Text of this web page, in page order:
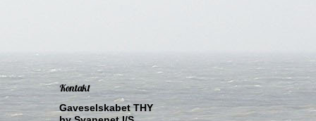
Kontakt
Gaveselskabet THY